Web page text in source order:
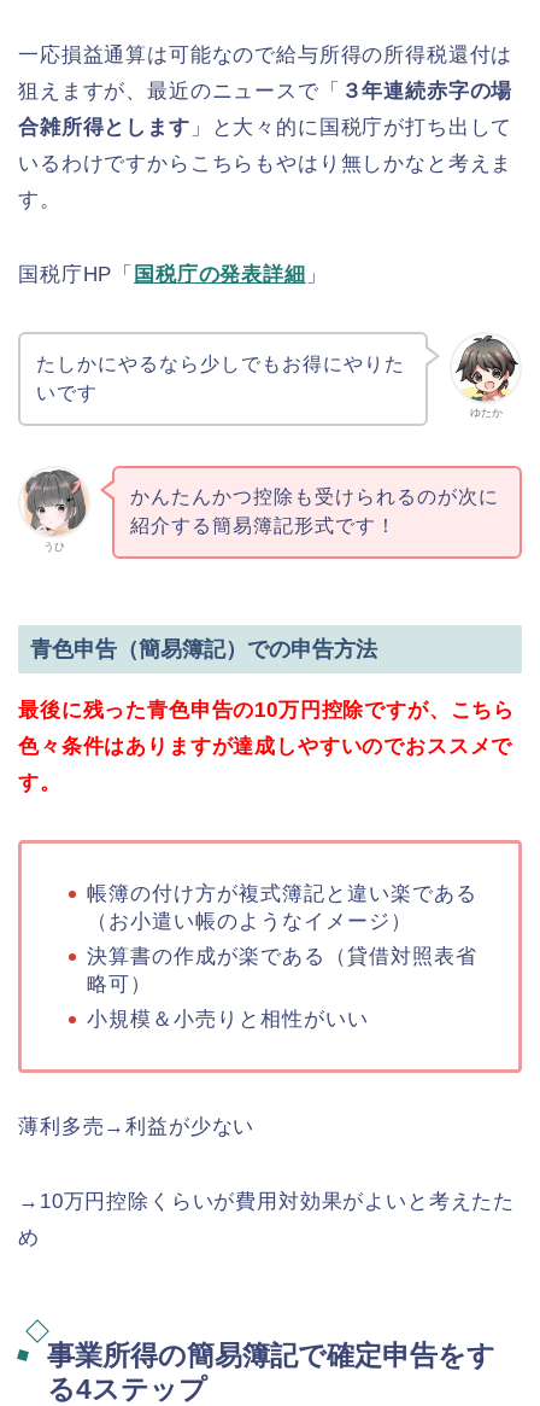
一応損益通算は可能なので給与所得の所得税還付は
狙えますが、最近のニュースで「 ３年連続赤字の場
合雑所得とします 」と大々的に国税庁が打ち出して
いるわけですからこちらもやはり無しかなと考えま
す。
国税庁HP「 国税庁の発表詳細 」
ゆたか
たしかにやるなら少しでもお得にやりた
いです
うひ
かんたんかつ控除も受けられるのが次に
紹介する簡易簿記形式です！
青色申告（簡易簿記）での申告方法
最後に残った青色申告の10万円控除ですが、こちら
色々条件はありますが達成しやすいのでおススメで
す。
帳簿の付け方が複式簿記と違い楽である
（お小遣い帳のようなイメージ）
決算書の作成が楽である（貸借対照表省
略可）
小規模＆小売りと相性がいい
薄利多売→利益が少ない
→10万円控除くらいが費用対効果がよいと考えたた
め
事業所得の簡易簿記で確定申告をす
る4ステップ